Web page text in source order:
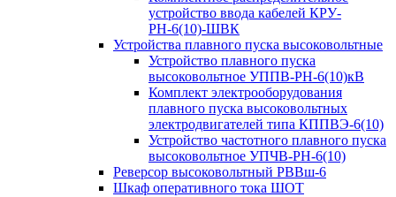
устройство ввода кабелей КРУ-
РН-6(10)-ШВК
Устройства плавного пуска высоковольтные
Устройство плавного пуска
высоковольтное УППВ-РН-6(10)кВ
Комплект электрооборудования
плавного пуска высоковольтных
электродвигателей типа КППВЭ-6(10)
Устройство частотного плавного пуска
высоковольтное УПЧВ-РН-6(10)
Реверсор высоковольтный РВВш-6
Шкаф оперативного тока ШОТ